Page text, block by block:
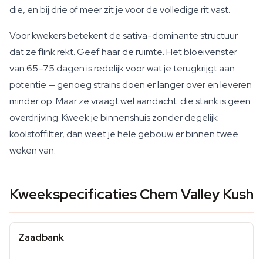
die, en bij drie of meer zit je voor de volledige rit vast.
Voor kwekers betekent de sativa-dominante structuur
dat ze flink rekt. Geef haar de ruimte. Het bloeivenster
van 65–75 dagen is redelijk voor wat je terugkrijgt aan
potentie — genoeg strains doen er langer over en leveren
minder op. Maar ze vraagt wel aandacht: die stank is geen
overdrijving. Kweek je binnenshuis zonder degelijk
koolstoffilter, dan weet je hele gebouw er binnen twee
weken van.
Kweekspecificaties Chem Valley Kush
Zaadbank